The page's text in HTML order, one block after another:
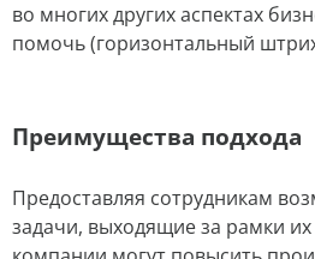
во многих других аспектах
помочь (горизонтальный
Преимущества подхода
Предоставляя сотрудникам
задачи, выходящие за рамки